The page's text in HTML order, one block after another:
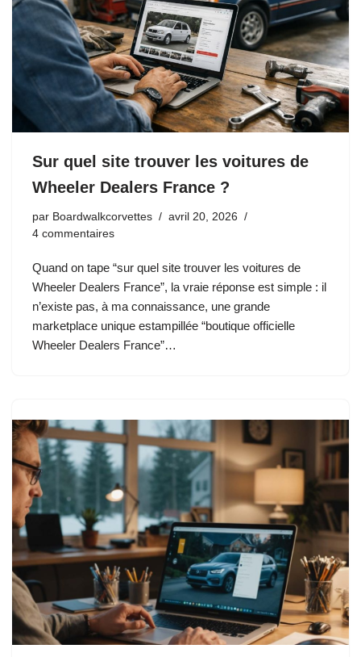
Sur quel site trouver les voitures de
Wheeler Dealers France ?
par Boardwalkcorvettes
avril 20, 2026
4 commentaires
Quand on tape “sur quel site trouver les voitures de
Wheeler Dealers France”, la vraie réponse est simple : il
n’existe pas, à ma connaissance, une grande
marketplace unique estampillée “boutique officielle
Wheeler Dealers France”…